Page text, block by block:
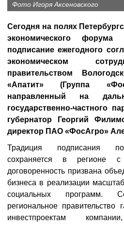
Фото Игоря Аксеновского
Сегодня на полях
экономического форума
подписание ежегодного
экономическом
правительством
«Апатит» (Группа
направленный на
государственно-частного
губернатор Георгий
директор ПАО «ФосАгро»
Традиция подписания
сохраняется в регионе
договоренность призвана
бизнеса в реализации
социальных программ.
региональное правительство
инвестпроектам